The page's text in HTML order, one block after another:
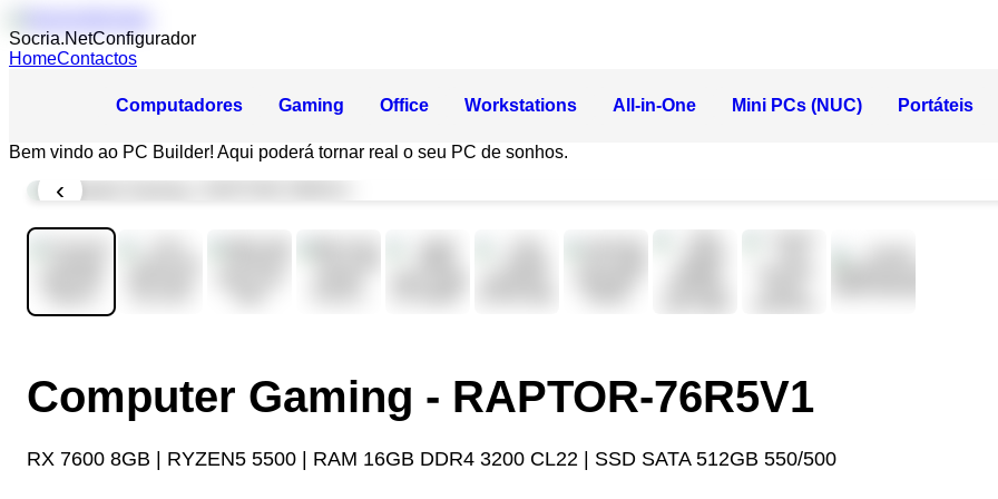
Socria.NetConfigurador
HomeContactos
Computadores Gaming Office Workstations All-in-One Mini PCs (NUC) Portáteis
Bem vindo ao PC Builder! Aqui poderá tornar real o seu PC de sonhos.
‹
Computer Gaming - RAPTOR-76R5V1
RX 7600 8GB | RYZEN5 5500 | RAM 16GB DDR4 3200 CL22 | SSD SATA 512GB 550/500